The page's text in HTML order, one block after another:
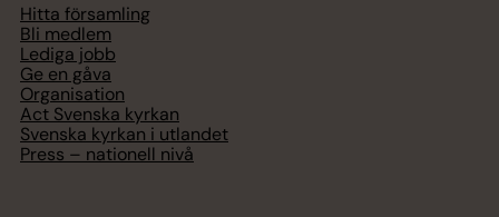
Hitta församling
Bli medlem
Lediga jobb
Ge en gåva
Organisation
Act Svenska kyrkan
Svenska kyrkan i utlandet
Press – nationell nivå